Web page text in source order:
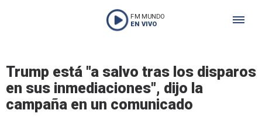
FM MUNDO
EN VIVO
Trump está "a salvo tras los disparos
en sus inmediaciones", dijo la
campaña en un comunicado